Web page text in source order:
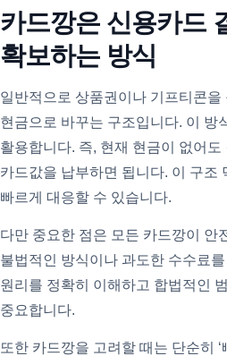
카드깡은 신용카드
확보하는 방식
일반적으로 상품권이나 기프티콘을
현금으로 바꾸는 구조입니다. 이 방
활용합니다. 즉, 현재 현금이 없어
카드값을 납부하면 됩니다. 이 구조
빠르게 대응할 수 있습니다.
다만 중요한 점은 모든 카드깡이 안
불법적인 방식이나 과도한 수수료
원리를 정확히 이해하고 합법적인
중요합니다.
또한 카드깡을 고려할 때는 단순히